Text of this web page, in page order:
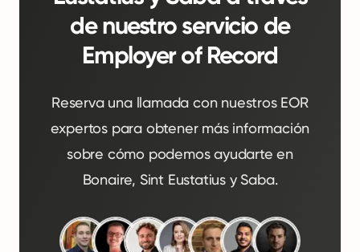
de nuestro servicio de
Employer of Record
Reserva una llamada con nuestros EOR
expertos para obtener más información
sobre cómo podemos ayudarte en
Bonaire, Sint Eustatius y Saba.